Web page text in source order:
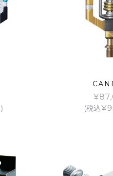
)
¥
(税込¥